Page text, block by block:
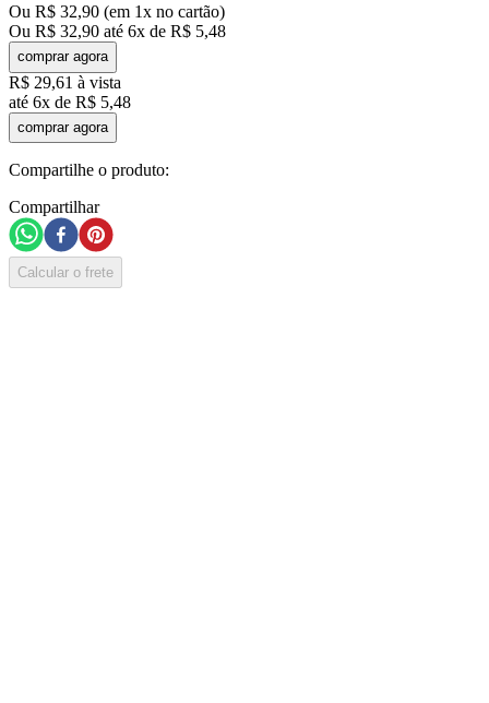
Ou R$ 32,90 (em 1x no cartão)
Ou R$ 32,90 até 6x de R$ 5,48
comprar agora
R$ 29,61 à vista
até 6x de R$ 5,48
comprar agora
Compartilhe o produto:
Compartilhar
Calcular o frete